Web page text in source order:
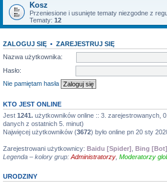
Kosz
Przeniesione i usunięte tematy niezgodne z
Tematy: 12
ZALOGUJ SIĘ • ZAREJESTRUJ SIĘ
Nazwa użytkownika:
Hasło:
Nie pamiętam hasła
KTO JEST ONLINE
Jest 1241. użytkowników online :: 3. zarejestrowanych,
danych z ostatnich 5. minut)
Najwięcej użytkowników (3672) było online pn 20 sty
Zarejestrowani użytkownicy: Baidu [Spider] Bing [Bot]
Legenda – kolory grup: Administratorzy Moderatorzy
URODZINY